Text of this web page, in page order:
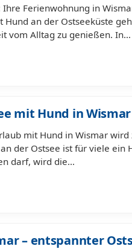
Ferienwohnung in
an der Ostseeküste
vom Alltag zu genießen. In…
mit Hund in Wismar
mit Hund in Wismar
der Ostsee ist für viele ein
darf, wird die…
– entspannter